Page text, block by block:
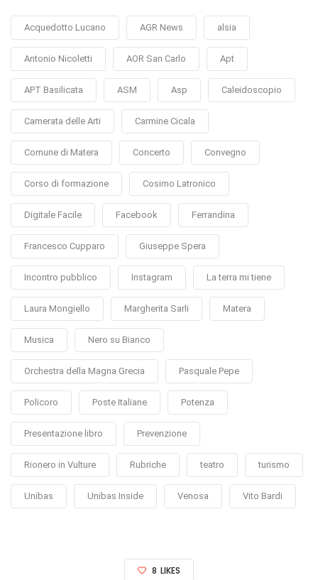
Acquedotto Lucano AGR News alsia
Antonio Nicoletti AOR San Carlo Apt
APT Basilicata ASM Asp Caleidoscopio
Camerata delle Arti Carmine Cicala
Comune di Matera Concerto Convegno
Corso di formazione Cosimo Latronico
Digitale Facile Facebook Ferrandina
Francesco Cupparo Giuseppe Spera
Incontro pubblico Instagram La terra mi tiene
Laura Mongiello Margherita Sarli Matera
Musica Nero su Bianco
Orchestra della Magna Grecia Pasquale Pepe
Policoro Poste Italiane Potenza
Presentazione libro Prevenzione
Rionero in Vulture Rubriche teatro turismo
Unibas Unibas Inside Venosa Vito Bardi
8 LIKES